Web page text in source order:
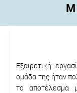
Εξαιρετική
ομάδα της ήταν
το αποτέλεσμα